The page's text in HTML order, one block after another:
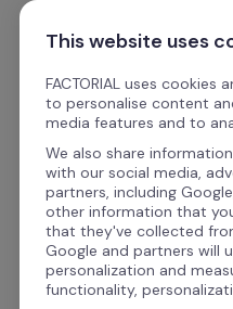
Ir al contenido
¿Te
sobre esta
Estás a un paso de
con las Integraciones
This website uses
FACTORIAL uses
to personalise content
media features and to
We also share
with our social media,
partners, including
other information that
that they've collected
Google and partners will
personalization and
functionality,